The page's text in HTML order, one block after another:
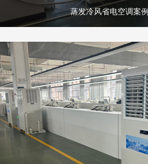
蒸发冷风省电空调案例